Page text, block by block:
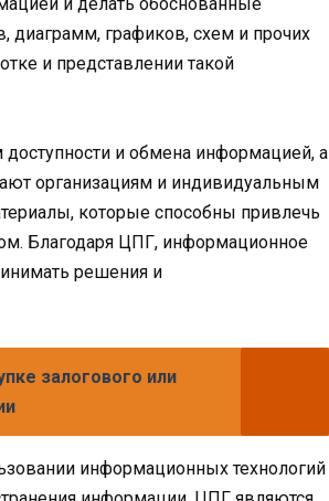
диаграмм, графиков, схем и прочих
и представлении такой
и обмена информацией, а
организациям и индивидуальным
которые способны привлечь
Благодаря ЦПГ, информационное
решения и
залогового или
информационных технологий